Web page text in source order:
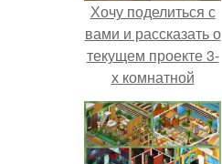
Хочу поделиться с
вами и рассказать о
текущем проекте 3-
х комнатной
квартиры в
стандартном
панельном доме.